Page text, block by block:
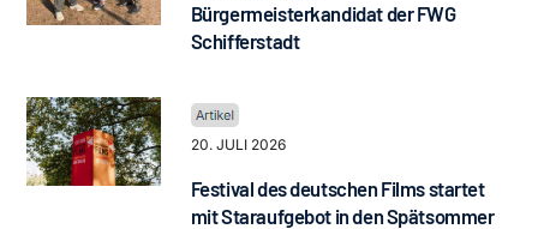
Bürgermeisterkandidat der FWG
Schifferstadt
20. JULI 2026
Festival des deutschen Films startet
mit Staraufgebot in den Spätsommer